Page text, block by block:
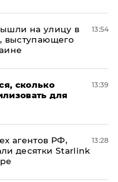
на улицу в
выступающего
13:54
сколько
для
13:39
агентов РФ,
десятки Starlink
13:28